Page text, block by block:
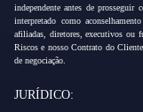
independente antes de prosseguir
interpretado como
afiliadas, diretores, executivos ou
Riscos e nosso Contrato do
de negociação.
JURÍDICO: